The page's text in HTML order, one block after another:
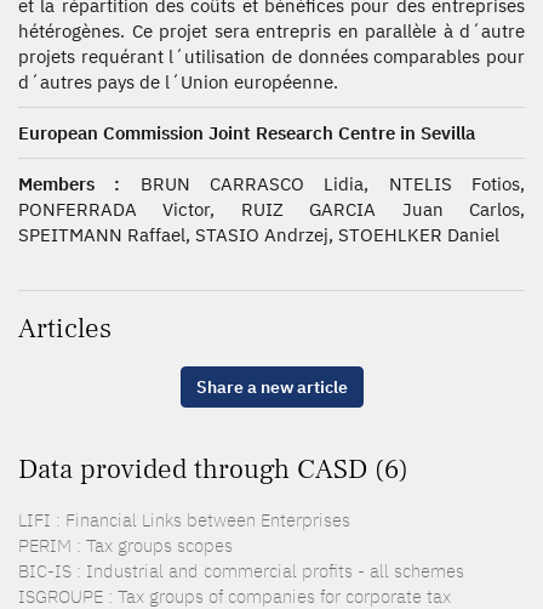
et la répartition des coûts et bénéfices pour des entreprises
hétérogènes. Ce projet sera entrepris en parallèle à d´autre
projets requérant l´utilisation de données comparables pour
d´autres pays de l´Union européenne.
European Commission Joint Research Centre in Sevilla
Members : BRUN CARRASCO Lidia, NTELIS Fotios,
PONFERRADA Victor, RUIZ GARCIA Juan Carlos,
SPEITMANN Raffael, STASIO Andrzej, STOEHLKER Daniel
Articles
Share a new article
Data provided through CASD (6)
LIFI : Financial Links between Enterprises
PERIM : Tax groups scopes
BIC-IS : Industrial and commercial profits - all schemes
ISGROUPE : Tax groups of companies for corporate tax